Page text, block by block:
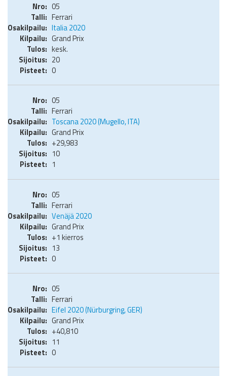
05
Ferrari
Italia 2020
Grand Prix
kesk.
20
0
05
Ferrari
Toscana 2020 (Mugello, ITA)
Grand Prix
+29,983
10
1
05
Ferrari
Venäjä 2020
Grand Prix
+1 kierros
13
0
05
Ferrari
Eifel 2020 (Nürburgring, GER)
Grand Prix
+40,810
11
0